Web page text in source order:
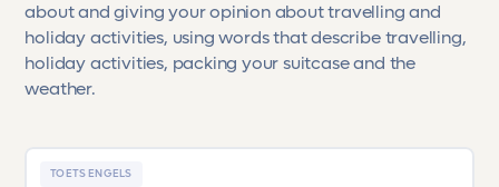
about and giving your opinion about travelling and
holiday activities, using words that describe travelling,
holiday activities, packing your suitcase and the
weather.
TOETS ENGELS